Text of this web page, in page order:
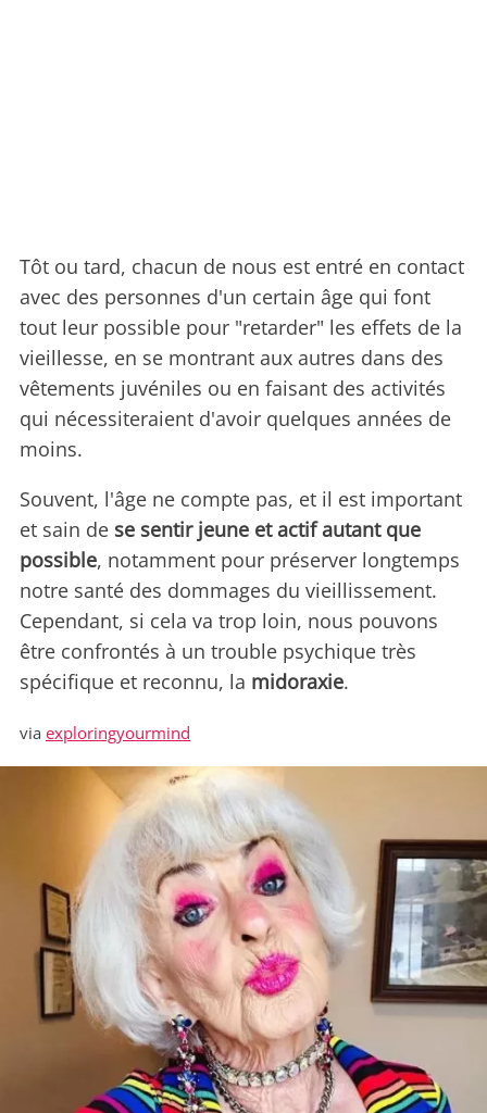
Tôt ou tard, chacun de nous est entré en contact
avec des personnes d'un certain âge qui font
tout leur possible pour "retarder" les effets de la
vieillesse, en se montrant aux autres dans des
vêtements juvéniles ou en faisant des activités
qui nécessiteraient d'avoir quelques années de
moins.
Souvent, l'âge ne compte pas, et il est important
et sain de se sentir jeune et actif autant que
possible, notamment pour préserver longtemps
notre santé des dommages du vieillissement.
Cependant, si cela va trop loin, nous pouvons
être confrontés à un trouble psychique très
spécifique et reconnu, la midoraxie.
via exploringyourmind